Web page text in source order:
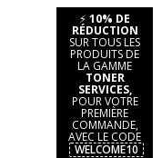
⚡ 10% DE
RÉDUCTION
SUR TOUS LES
PRODUITS DE
LA GAMME
TONER
SERVICES,
POUR VOTRE
PREMIÈRE
COMMANDE,
AVEC LE CODE
WELCOME10